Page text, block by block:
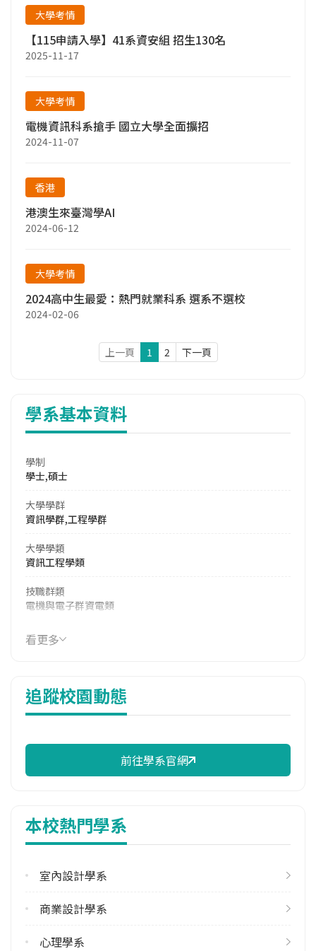
大學考情
【115申請入學】41系資安組 招生130名
2025-11-17
大學考情
電機資訊科系搶手 國立大學全面擴招
2024-11-07
香港
港澳生來臺灣學AI
2024-06-12
大學考情
2024高中生最愛：熱門就業科系 選系不選校
2024-02-06
上一頁 1 2 下一頁
學系基本資料
學制
學士,碩士
大學學群
資訊學群,工程學群
大學學類
資訊工程學類
技職群類
電機與電子群資電類
114年學費
41,380 元/學期
14,170 元/學期
114年註冊率
113學年度上學期
113學年度下學期
19
修輔系人數
17
113學年度下學期
看更多
追蹤校園動態
前往學系官網
本校熱門學系
室內設計學系
商業設計學系
心理學系